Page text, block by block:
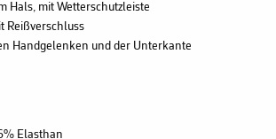
Hals, mit Wetterschutzleiste
Reißverschluss
Handgelenken und der Unterkante
Elasthan